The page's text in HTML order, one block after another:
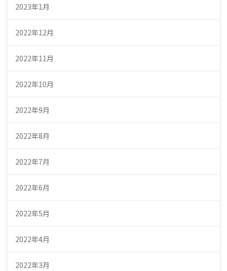
2023年1月
2022年12月
2022年11月
2022年10月
2022年9月
2022年8月
2022年7月
2022年6月
2022年5月
2022年4月
2022年3月